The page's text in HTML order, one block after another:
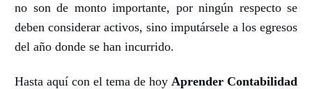
no son de monto importante, por ningún respecto se
deben considerar activos, sino imputársele a los egresos
del año donde se han incurrido.
Hasta aquí con el tema de hoy Aprender Contabilidad